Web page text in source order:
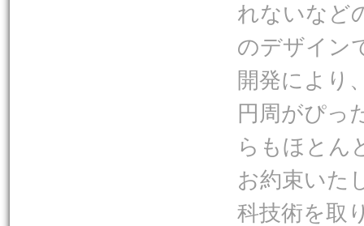
れないなど
のデザイン
開発により
円周がぴっ
らもほとん
お約束いた
科技術を取